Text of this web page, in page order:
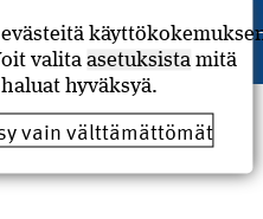
© Rakennusmestarit ja
valita asetuksista mitä
hyväksyä.
vain välttämättömät